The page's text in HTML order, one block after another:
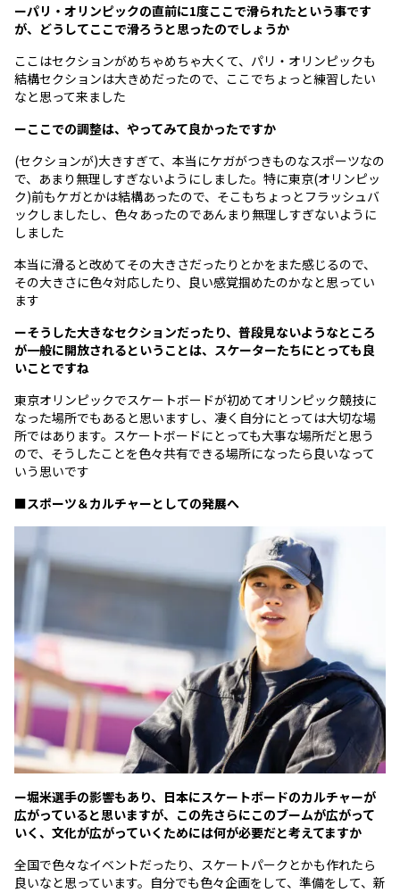
ーパリ・オリンピックの直前に1度ここで滑られたという事です
が、どうしてここで滑ろうと思ったのでしょうか
ここはセクションがめちゃめちゃ大くて、パリ・オリンピックも
結構セクションは大きめだったので、ここでちょっと練習したい
なと思って来ました
ーここでの調整は、やってみて良かったですか
(セクションが)大きすぎて、本当にケガがつきものなスポーツなの
で、あまり無理しすぎないようにしました。特に東京(オリンピッ
ク)前もケガとかは結構あったので、そこもちょっとフラッシュバ
ックしましたし、色々あったのであんまり無理しすぎないように
しました
本当に滑ると改めてその大きさだったりとかをまた感じるので、
その大きさに色々対応したり、良い感覚掴めたのかなと思ってい
ます
ーそうした大きなセクションだったり、普段見ないようなところ
が一般に開放されるということは、スケーターたちにとっても良
いことですね
東京オリンピックでスケートボードが初めてオリンピック競技に
なった場所でもあると思いますし、凄く自分にとっては大切な場
所ではあります。スケートボードにとっても大事な場所だと思う
ので、そうしたことを色々共有できる場所になったら良いなって
いう思いです
■スポーツ＆カルチャーとしての発展へ
ー堀米選手の影響もあり、日本にスケートボードのカルチャーが
広がっていると思いますが、この先さらにこのブームが広がって
いく、文化が広がっていくためには何が必要だと考えてますか
全国で色々なイベントだったり、スケートパークとかも作れたら
良いなと思っています。自分でも色々企画をして、準備をして、新